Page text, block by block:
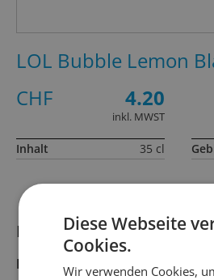
Informationen zum
Produktbeschreibung
LOL Bubble Lemon
CHF
4.20
inkl. MWST
Inhalt 35 cl
Diese Webseite
Cookies.
Wir verwenden Cookies,